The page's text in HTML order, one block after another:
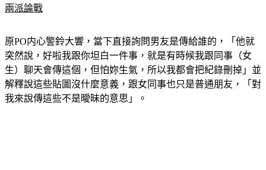
突然說，好啦我跟你坦白一件事，就是有時候我跟同事（女
生）聊天會傳這個，但怕妳生氣，所以我都會把紀錄刪掉」並
解釋說這些貼圖沒什麼意義，跟女同事也只是普通朋友，「對
我來說傳這些不是曖昧的意思」。